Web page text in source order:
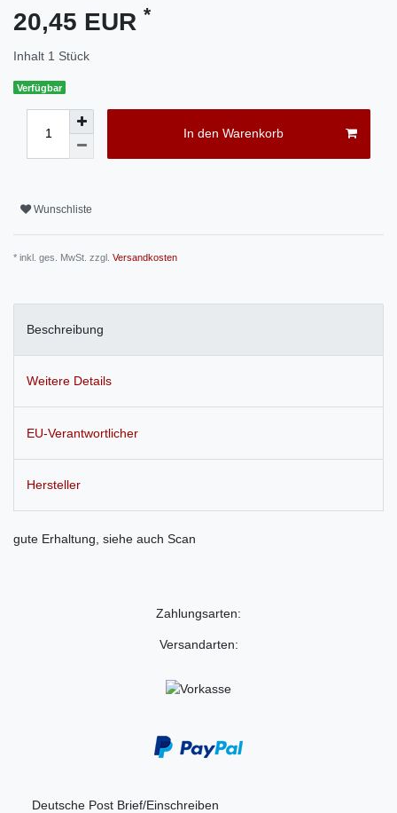
20,45 EUR *
Inhalt 1 Stück
Verfügbar
In den Warenkorb
Wunschliste
* inkl. ges. MwSt. zzgl. Versandkosten
Beschreibung
Weitere Details
EU-Verantwortlicher
Hersteller
gute Erhaltung, siehe auch Scan
Zahlungsarten:
Versandarten:
Deutsche Post Brief/Einschreiben